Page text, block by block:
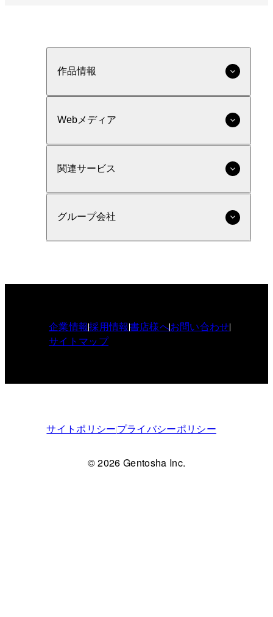
作品情報
Webメディア
関連サービス
グループ会社
企業情報採用情報書店様へお問い合わせ
サイトマップ
サイトポリシープライバシーポリシー
© 2026 Gentosha Inc.